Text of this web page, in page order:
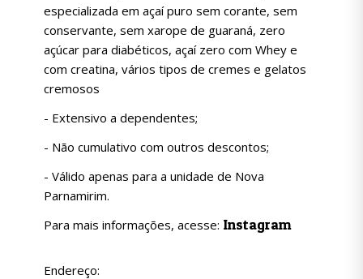
especializada em açaí puro sem corante, sem
conservante, sem xarope de guaraná, zero
açúcar para diabéticos, açaí zero com Whey e
com creatina, vários tipos de cremes e gelatos
cremosos
- Extensivo a dependentes;
- Não cumulativo com outros descontos;
- Válido apenas para a unidade de Nova
Parnamirim.
Para mais informações, acesse: Instagram
Endereço: